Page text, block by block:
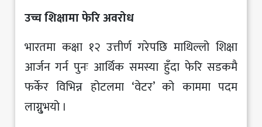
उच्च शिक्षामा फेरि अवरोध
भारतमा कक्षा १२ उत्तीर्ण गरेपछि माथिल्लो शिक्षा
आर्जन गर्न पुनः आर्थिक समस्या हुँदा फेरि सडकमै
फर्केर विभिन्न होटलमा ‘वेटर’ को काममा पदम
लाग्नु्भयो ।